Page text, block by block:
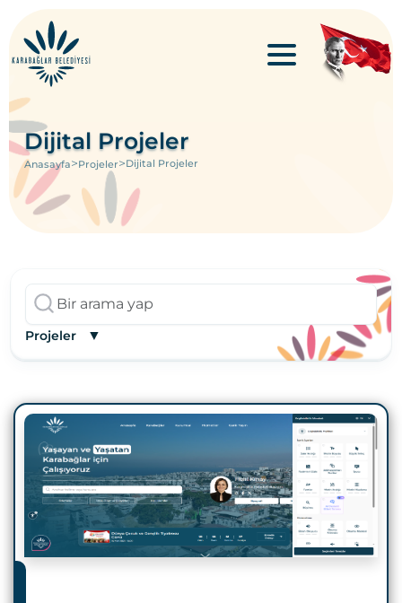
Dijital Projeler
Anasayfa>Projeler>Dijital Projeler
Projeler ▼